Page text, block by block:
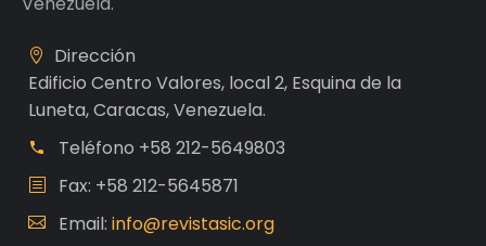
Dirección
Edificio Centro Valores, local 2, Esquina de la
Luneta, Caracas, Venezuela.
Teléfono +58 212-5649803
Fax: +58 212-5645871
Email: info@revistasic.org